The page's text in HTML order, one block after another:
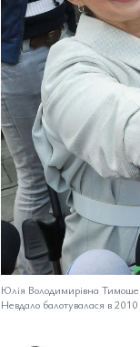
Юлія Володимирівна
Невдало балотувалася в 2010